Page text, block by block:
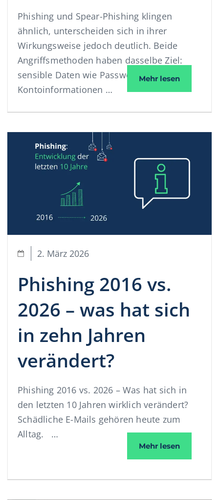
Phishing und Spear-Phishing klingen
ähnlich, unterscheiden sich in ihrer
Wirkungsweise jedoch deutlich. Beide
Angriffsmethoden haben dasselbe Ziel:
sensible Daten wie Passwörter,
Kontoinformationen …
Mehr lesenPhishing
2. März 2026
Phishing 2016 vs.
2026 – was hat sich
in zehn Jahren
verändert?
Phishing 2016 vs. 2026 – Was hat sich in
den letzten 10 Jahren wirklich verändert?
Schädliche E-Mails gehören heute zum
Alltag. …
Mehr lesenPhishing